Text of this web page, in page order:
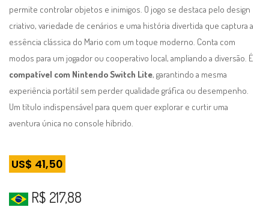
permite controlar objetos e inimigos. O jogo se destaca pelo design
criativo, variedade de cenários e uma história divertida que captura a
essência clássica do Mario com um toque moderno. Conta com
modos para um jogador ou cooperativo local, ampliando a diversão. É
compatível com Nintendo Switch Lite, garantindo a mesma
experiência portátil sem perder qualidade gráfica ou desempenho.
Um título indispensável para quem quer explorar e curtir uma
aventura única no console híbrido.
US$ 41,50
R$ 217,88